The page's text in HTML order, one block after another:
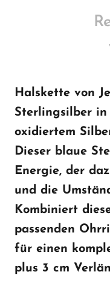
Halskette von
Sterlingsilber
oxidiertem
Dieser blaue
Energie, der
und die
Kombiniert
passenden
für einen
plus 3 cm